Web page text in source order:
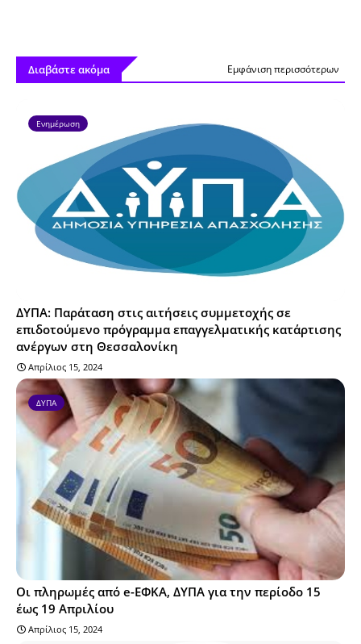
Διαβάστε ακόμα Εμφάνιση περισσότερων
Ενημέρωση
ΔΥΠΑ: Παράταση στις αιτήσεις συμμετοχής σε
επιδοτούμενο πρόγραμμα επαγγελματικής κατάρτισης
ανέργων στη Θεσσαλονίκη
Απρίλιος 15, 2024
ΔΥΠΑ
Οι πληρωμές από e-ΕΦΚΑ, ΔΥΠΑ για την περίοδο 15
έως 19 Απριλίου
Απρίλιος 15, 2024